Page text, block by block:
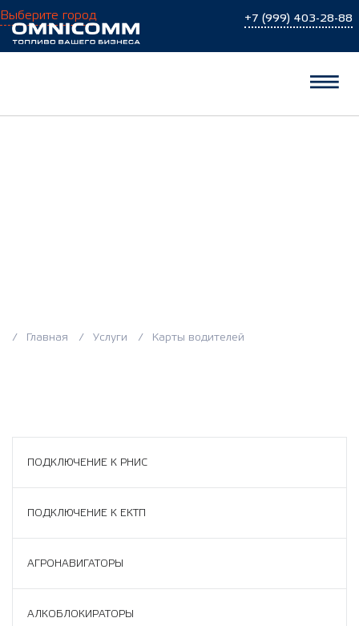
Выберите город +7 (999) 403-28-88
Главная Услуги Карты водителей
ПОДКЛЮЧЕНИЕ К РНИС
ПОДКЛЮЧЕНИЕ К ЕКТП
АГРОНАВИГАТОРЫ
АЛКОБЛОКИРАТОРЫ